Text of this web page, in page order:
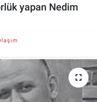
yapan Nedim
Fikstür